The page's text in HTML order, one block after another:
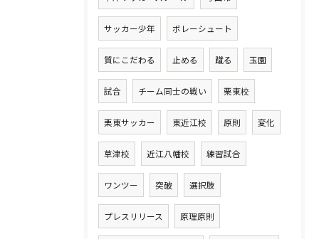
サッカー少年 ボレーシュート
質にこだわる 止める 蹴る 玉園
試合 チーム同士の戦い 栗東校
栗東サッカー 東近江校 原則 変化
草津校 近江八幡校 練習試合
ワンツー 突破 選択肢
プレスリリース 原理原則